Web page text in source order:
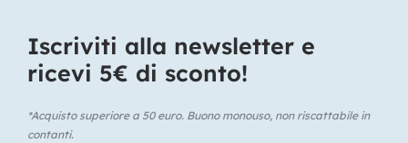
Iscriviti alla newsletter e
ricevi 5€ di sconto!​
*Acquisto superiore a 50 euro. Buono monouso, non riscattabile in
contanti.